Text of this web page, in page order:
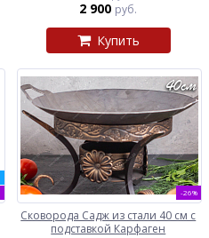
2 900 руб.
Купить
-26%
Сковорода Садж из стали 40 см с
подставкой Карфаген